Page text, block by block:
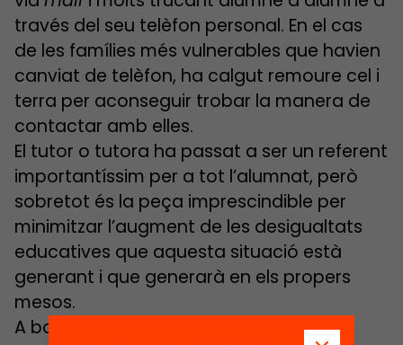
través del seu telèfon personal. En el cas
de les famílies més vulnerables que havien
canviat de telèfon, ha calgut remoure cel i
terra per aconseguir trobar la manera de
contactar amb elles.
El tutor o tutora ha passat a ser un referent
importantíssim per a tot l’alumnat, però
sobretot és la peça imprescindible per
minimitzar l’augment de les desigualtats
educatives que aquesta situació està
generant i que generarà en els propers
mesos.
A banda de les funcions habituals de